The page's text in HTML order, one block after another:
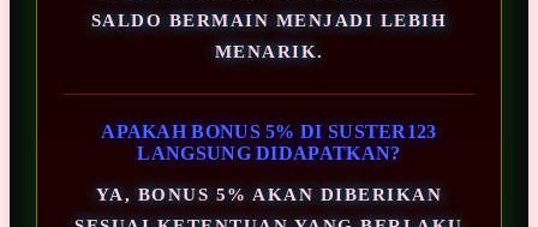
SALDO BERMAIN MENJADI LEBIH
MENARIK.
APAKAH BONUS 5% DI SUSTER123
LANGSUNG DIDAPATKAN?
YA, BONUS 5% AKAN DIBERIKAN